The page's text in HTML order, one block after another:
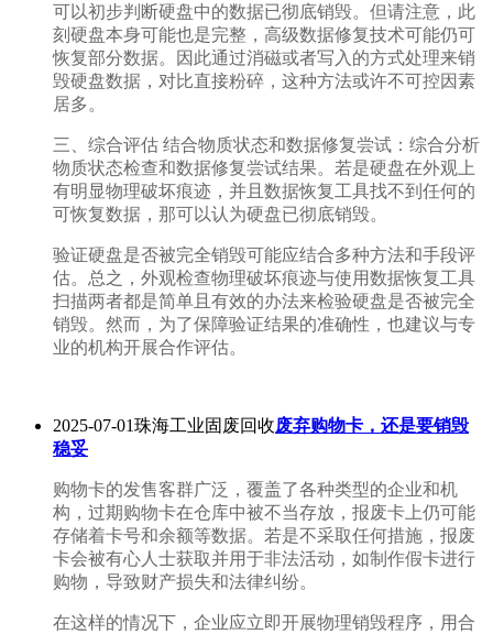
可以初步判断硬盘中的数据已彻底销毁。但请注意，此
刻硬盘本身可能也是完整，高级数据修复技术可能仍可
恢复部分数据。因此通过消磁或者写入的方式处理来销
毁硬盘数据，对比直接粉碎，这种方法或许不可控因素
居多。
三、综合评估 结合物质状态和数据修复尝试：综合分析
物质状态检查和数据修复尝试结果。若是硬盘在外观上
有明显物理破坏痕迹，并且数据恢复工具找不到任何的
可恢复数据，那可以认为硬盘已彻底销毁。
验证硬盘是否被完全销毁可能应结合多种方法和手段评
估。总之，外观检查物理破坏痕迹与使用数据恢复工具
扫描两者都是简单且有效的办法来检验硬盘是否被完全
销毁。然而，为了保障验证结果的准确性，也建议与专
业的机构开展合作评估。
2025-07-01珠海工业固废回收废弃购物卡，还是要销毁
稳妥
购物卡的发售客群广泛，覆盖了各种类型的企业和机
构，过期购物卡在仓库中被不当存放，报废卡上仍可能
存储着卡号和余额等数据。若是不采取任何措施，报废
卡会被有心人士获取并用于非法活动，如制作假卡进行
购物，导致财产损失和法律纠纷。
在这样的情况下，企业应立即开展物理销毁程序，用合